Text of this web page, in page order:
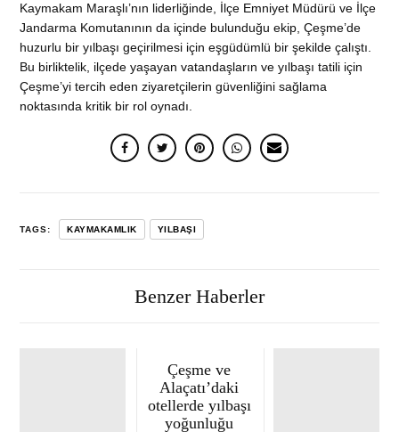
Kaymakam Maraşlı’nın liderliğinde, İlçe Emniyet Müdürü ve İlçe
Jandarma Komutanının da içinde bulunduğu ekip, Çeşme’de
huzurlu bir yılbaşı geçirilmesi için eşgüdümlü bir şekilde çalıştı.
Bu birliktelik, ilçede yaşayan vatandaşların ve yılbaşı tatili için
Çeşme’yi tercih eden ziyaretçilerin güvenliğini sağlama
noktasında kritik bir rol oynadı.
TAGS: KAYMAKAMLIK YILBAŞI
Benzer Haberler
Çeşme ve
Alaçatı’daki
otellerde yılbaşı
yoğunluğu